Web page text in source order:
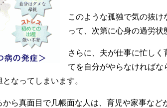
このような孤独で気の抜
って、次第に心身の過労状
さらに、夫が仕事に忙し
てを自分がやらなければな
なってしまいます。
から真面目で几帳面な人は、育児や家事な